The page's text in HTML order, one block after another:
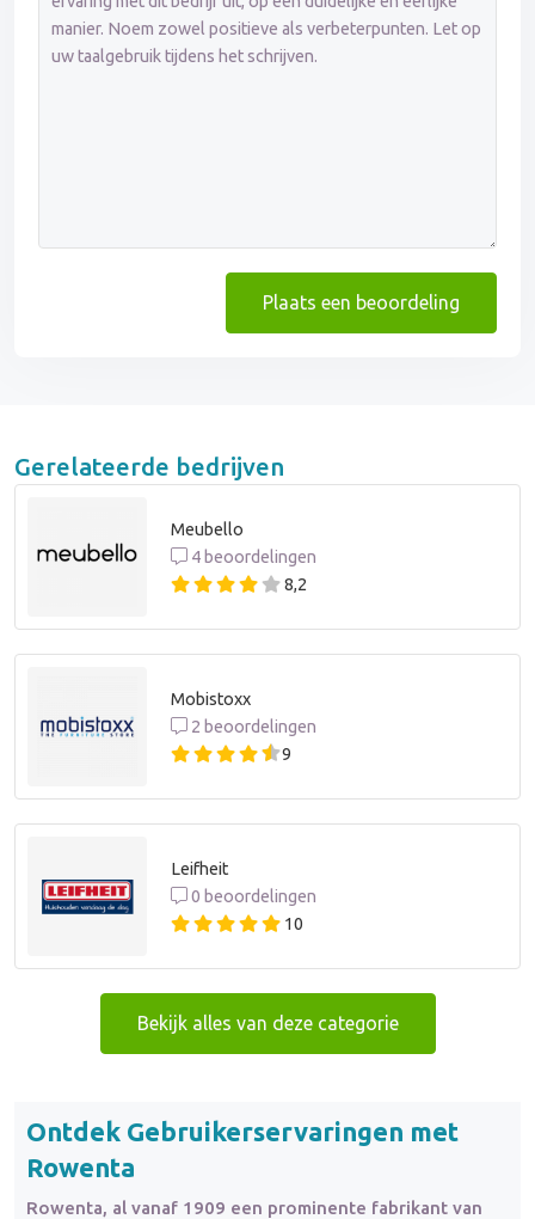
Plaats een beoordeling
Gerelateerde bedrijven
Meubello
4 beoordelingen
8,2
Mobistoxx
2 beoordelingen
9
Leifheit
0 beoordelingen
10
Bekijk alles van deze categorie
Ontdek Gebruikerservaringen met
Rowenta
Rowenta, al vanaf 1909 een prominente fabrikant van